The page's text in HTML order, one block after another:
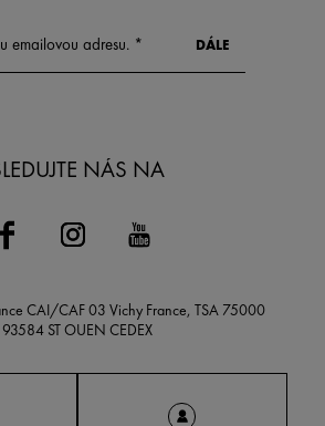
NÁS NA
CAI/CAF 03 Vichy France, TSA 75000
93584 ST OUEN CEDEX